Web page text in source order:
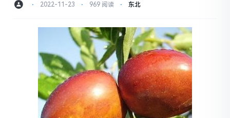
⋅ 2022-11-23 ⋅ 969 阅读 ⋅ 东北